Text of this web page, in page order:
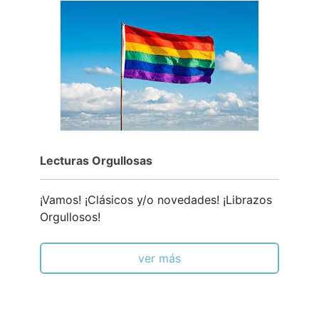
Lecturas Orgullosas
¡Vamos! ¡Clásicos y/o novedades! ¡Librazos
Orgullosos!
ver más